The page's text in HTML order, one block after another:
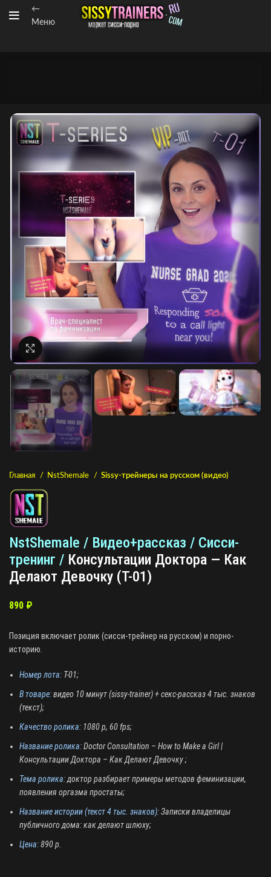
←
Меню
Нажмите, чтобы увеличить
Главная NstShemale Sissy-трейнеры на русском (видео)
NstShemale / Видео+рассказ / Сисси-
тренинг / Консультации Доктора — Как
Делают Девочку (T-01)
890 ₽
Позиция включает ролик (сисси-трейнер на русском) и порно-
историю.
Номер лота: T-01;
В товаре:видео 10 минут (sissy-trainer) + секс-рассказ 4 тыс. знаков
(текст);
Качество ролика: 1080 p, 60 fps;
Название ролика:Doctor Consultation – How to Make a Girl |
Консультации Доктора – Как Делают Девочку ;
Тема ролика:доктор разбирает примеры методов феминизации,
появления оргазма простаты;
Название истории (текст 4 тыс. знаков): Записки владелицы
публичного дома: как делают шлюху;
Цена:890 р.